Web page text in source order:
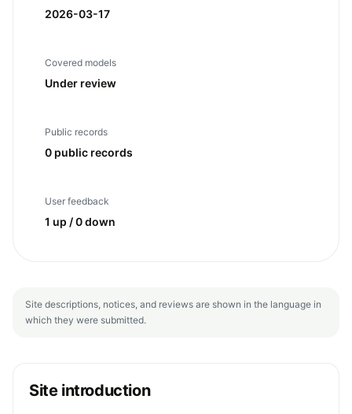
2026-03-17
Covered models
Under review
Public records
0 public records
User feedback
1 up / 0 down
Site descriptions, notices, and reviews are shown in the language in
which they were submitted.
Site introduction